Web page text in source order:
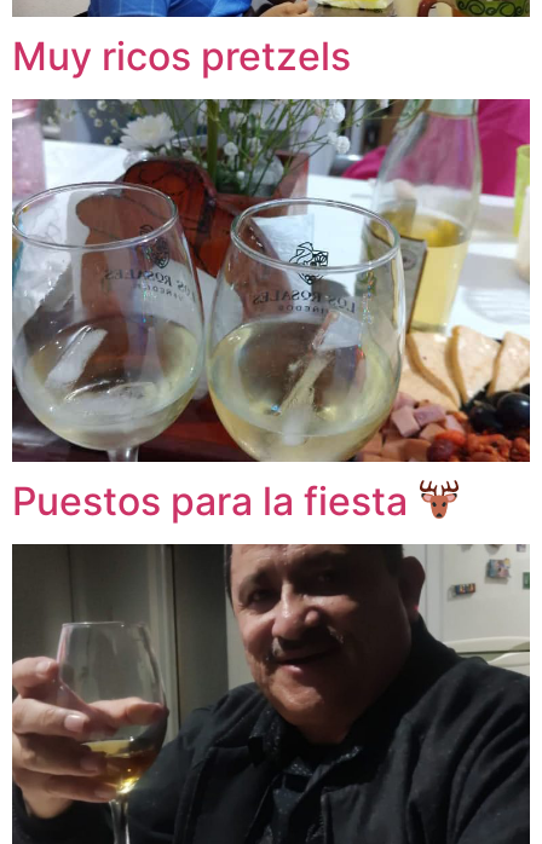
Muy ricos pretzels
Puestos para la fiesta